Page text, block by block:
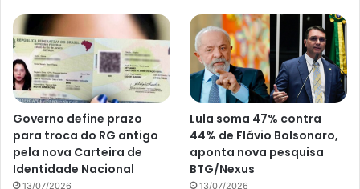
Governo define prazo
para troca do RG antigo
pela nova Carteira de
Identidade Nacional
13/07/2026
Lula soma 47% contra
44% de Flávio Bolsonaro,
aponta nova pesquisa
BTG/Nexus
13/07/2026